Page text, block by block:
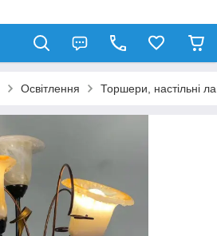
Освітлення Торшери, настільні